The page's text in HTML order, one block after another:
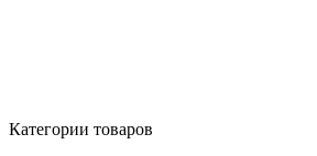
Категории товаров